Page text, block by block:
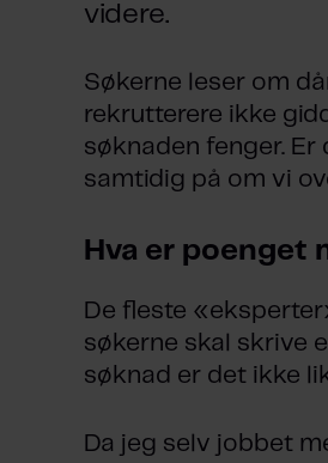
videre.
Søkerne leser om
rekrutterere ikke
søknaden fenger.
samtidig på om vi
Hva er poenget
De fleste
søkerne skal skrive
søknad er det ikke
Da jeg selv jobbet